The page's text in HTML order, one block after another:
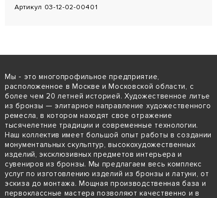
Артикул 03-12-02-00401
Мы - это многопрофильное предприятие,
расположенное в Москве и Московской области, с
более чем 20 летней историей. Художественное литье
из бронзы — элитарное направление художественного
ремесла, в котором находят свое отражение
тысячелетние традиции и современные технологии.
Наш коллектив имеет большой опыт работы в создании
монументальных скульптур, высокохудожественных
изделий, эксклюзивных предметов интерьера и
сувениров из бронзы. Мы предлагаем весь комплекс
услуг по изготовлению изделий из бронзы и латуни, от
эскиза до монтажа. Мощная производственная база и
первоклассные мастера позволяют качественно и в